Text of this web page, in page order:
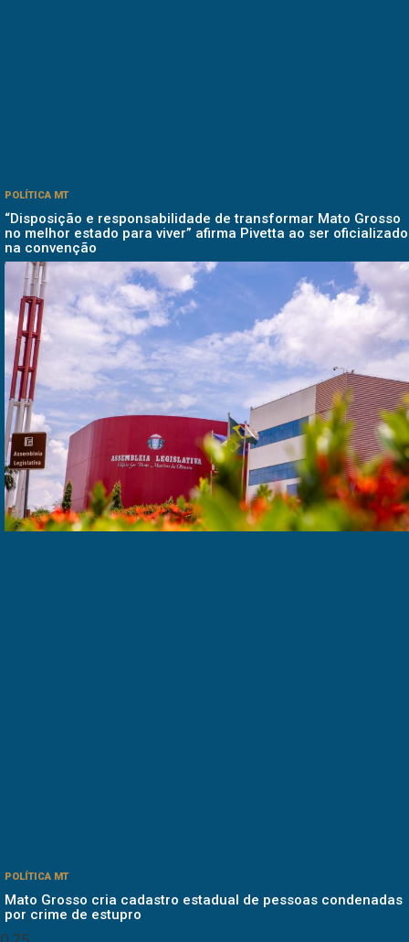
POLÍTICA MT
“Disposição e responsabilidade de transformar Mato Grosso
no melhor estado para viver” afirma Pivetta ao ser oficializado
na convenção
POLÍTICA MT
Mato Grosso cria cadastro estadual de pessoas condenadas
por crime de estupro